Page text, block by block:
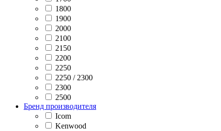
1800
1900
2000
2100
2150
2200
2250
2250 / 2300
2300
2500
Бренд производителя
Icom
Kenwood